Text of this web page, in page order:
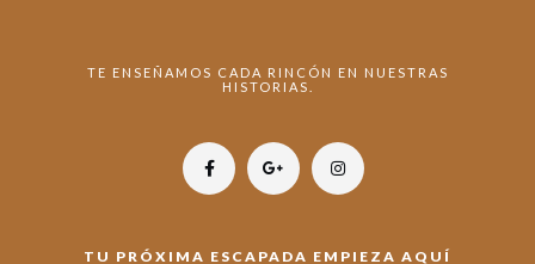
TE ENSEÑAMOS CADA RINCÓN EN NUESTRAS
HISTORIAS.
TU PRÓXIMA ESCAPADA EMPIEZA AQUÍ